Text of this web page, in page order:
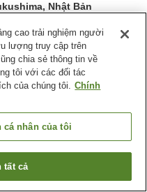
Nhật Bản
Thành phố Koriyama
trống
cao trải nghiệm người
lượng truy cập trên
chia sẻ thông tin về
tôi với các đối tác
của chúng tôi. Chính
cá nhân của tôi
tất cả